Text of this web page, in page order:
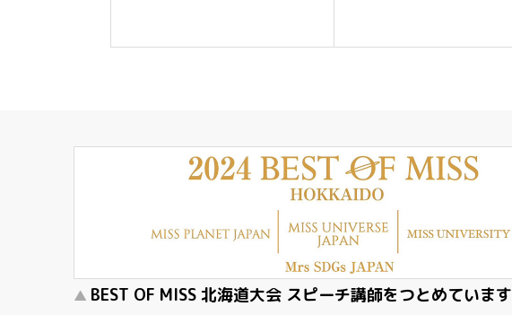
BEST OF MISS 北海道大会 スピーチ講師をつとめています